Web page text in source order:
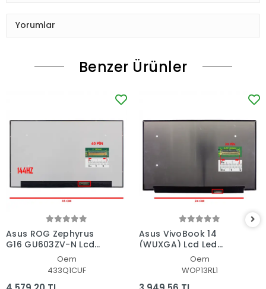
Yorumlar
Benzer Ürünler
Asus ROG Zephyrus
G16 GU603ZV-N Lcd
Led Ekran - Panel
Oem
433Q1CUF
Asus VivoBook 14
(WUXGA) Lcd Led
Ekran - PanelOem
WOP13RL1